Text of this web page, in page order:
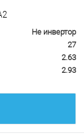
Не инвертор
27
2.63
2.93